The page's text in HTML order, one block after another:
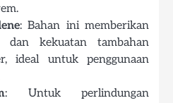
: Bahan ini memberikan
dan kekuatan tambahan
ideal untuk penggunaan
: Untuk perlindungan